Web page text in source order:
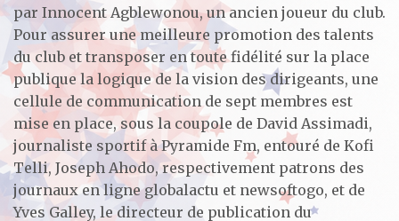
par Innocent Agblewonou, un ancien joueur du club.
Pour assurer une meilleure promotion des talents
du club et transposer en toute fidélité sur la place
publique la logique de la vision des dirigeants, une
cellule de communication de sept membres est
mise en place, sous la coupole de David Assimadi,
journaliste sportif à Pyramide Fm, entouré de Kofi
Telli, Joseph Ahodo, respectivement patrons des
journaux en ligne globalactu et newsoftogo, et de
Yves Galley, le directeur de publication du